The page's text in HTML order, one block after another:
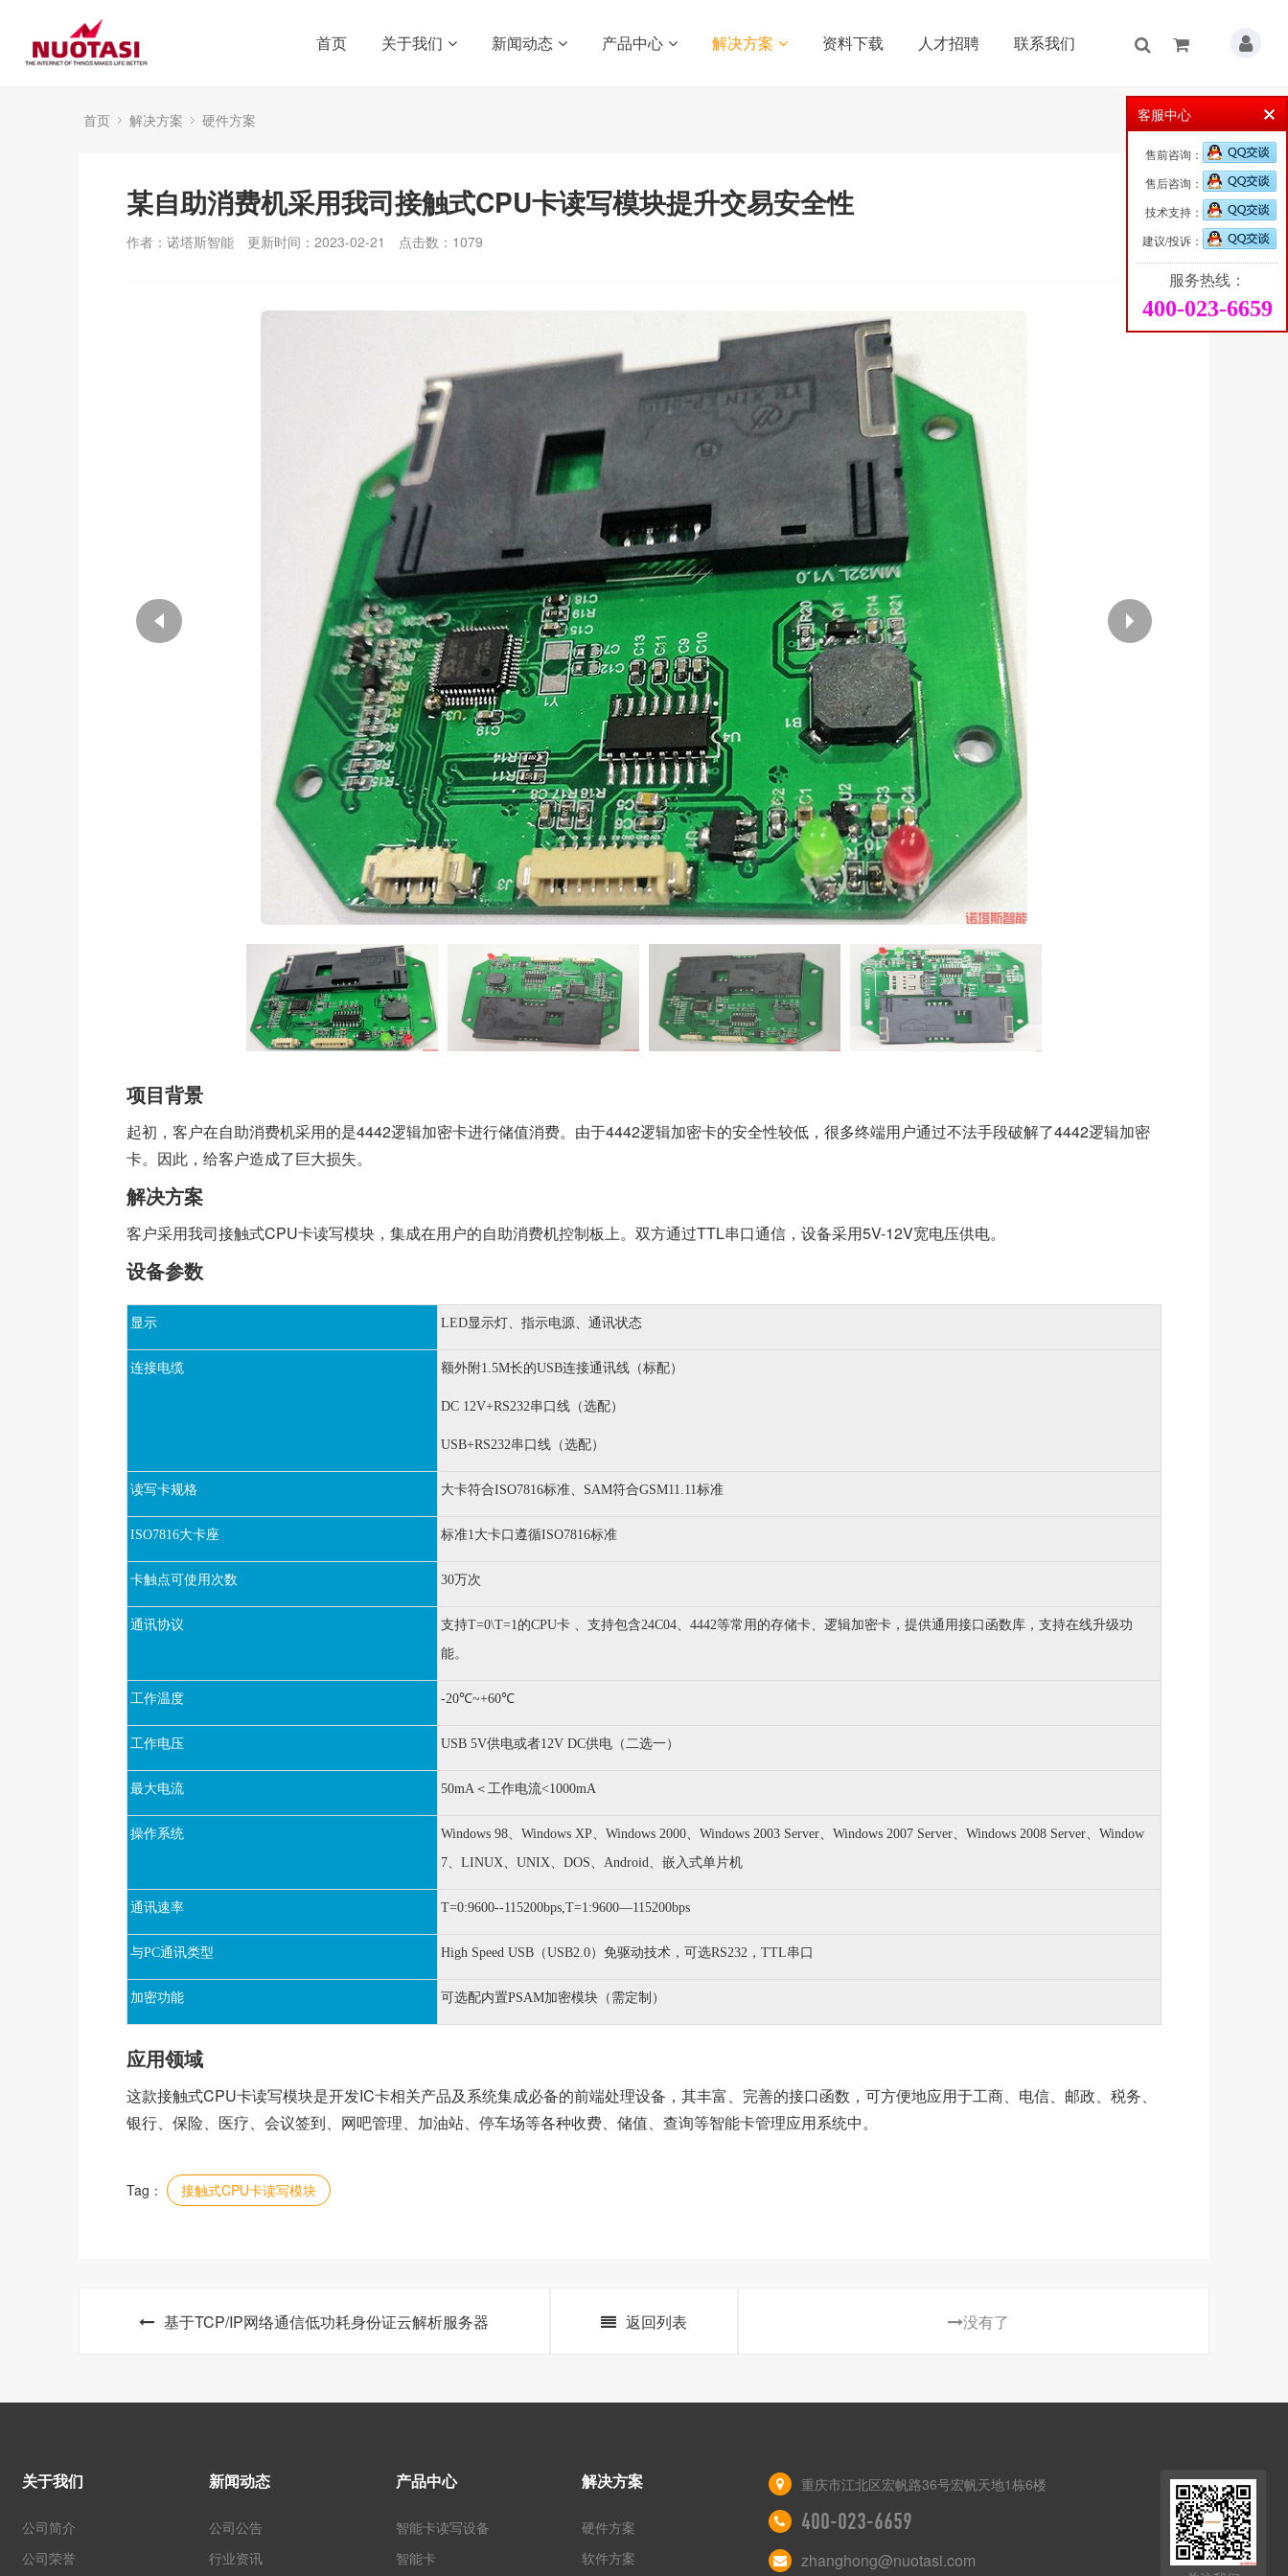
首页 关于我们 新闻动态 产品中心 解决方案 资料下载 人才招聘 联系我们
首页 解决方案 硬件方案
某自助消费机采用我司接触式CPU卡读写模块提升交易安全性
作者：诺塔斯智能 更新时间：2023-02-21 点击数： 1079
项目背景
起初，客户在自助消费机采用的是4442逻辑加密卡进行储值消费。由于4442逻辑加密卡的安全性较低，很多终端用户通过不法手段破解了4442逻辑加密
卡。因此，给客户造成了巨大损失。
解决方案
客户采用我司接触式CPU卡读写模块，集成在用户的自助消费机控制板上。双方通过TTL串口通信，设备采用5V-12V宽电压供电。
设备参数
显示 LED显示灯、指示电源、通讯状态
连接电缆 额外附1.5M长的USB连接通讯线（标配）
DC 12V+RS232串口线（选配）
USB+RS232串口线（选配）
读写卡规格 大卡符合ISO7816标准、SAM符合GSM11.11标准
ISO7816大卡座 标准1大卡口遵循ISO7816标准
卡触点可使用次数 30万次
通讯协议
支持T=0\T=1的CPU卡 、支持包含24C04、4442等常用的存储卡、逻辑加密卡，提供通用接口函数库，支持在线升级功
能。
工作温度 -20℃~+60℃
工作电压 USB 5V供电或者12V DC供电（二选一）
最大电流 50mA＜工作电流<1000mA
操作系统
Windows 98、Windows XP、Windows 2000、Windows 2003 Server、Windows 2007 Server、Windows 2008 Server、Window
7、LINUX、UNIX、DOS、Android、嵌入式单片机
通讯速率 T=0:9600--115200bps,T=1:9600—115200bps
与PC通讯类型 High Speed USB（USB2.0）免驱动技术，可选RS232，TTL串口
加密功能 可选配内置PSAM加密模块（需定制）
应用领域
这款接触式CPU卡读写模块是开发IC卡相关产品及系统集成必备的前端处理设备，其丰富、完善的接口函数，可方便地应用于工商、电信、邮政、税务、
银行、保险、医疗、会议签到、网吧管理、加油站、停车场等各种收费、储值、查询等智能卡管理应用系统中。
Tag： 接触式CPU卡读写模块
基于TCP/IP网络通信低功耗身份证云解析服务器 返回列表 没有了
关于我们
公司简介
公司荣誉
新闻动态
公司公告
行业资讯
产品中心
智能卡读写设备
智能卡
解决方案
硬件方案
软件方案
重庆市江北区宏帆路36号宏帆天地1栋6楼
400-023-6659
zhanghong@nuotasi.com
客服中心
售前咨询：
售后咨询：
技术支持：
建议/投诉：
服务热线：
400-023-6659